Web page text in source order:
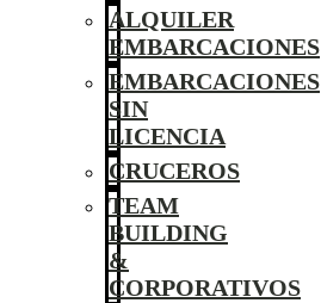
ALQUILER
EMBARCACIONES
EMBARCACIONES
SIN
LICENCIA
CRUCEROS
TEAM
BUILDING
&
CORPORATIVOS